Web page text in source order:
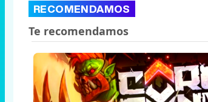
RECOMENDAMOS